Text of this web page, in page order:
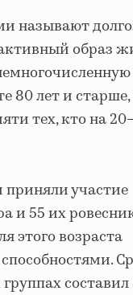
называют
образ
80 лет и
тех, кто на
приняли участие
и 55 их
этого возраста
составил